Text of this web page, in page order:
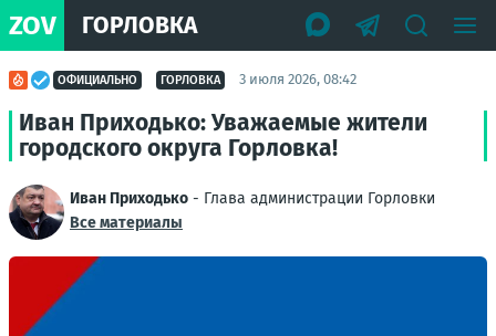
ZOV ГОРЛОВКА
ОФИЦИАЛЬНО ГОРЛОВКА 3 июля 2026, 08:42
Иван Приходько: Уважаемые жители
городского округа Горловка!
Иван Приходько - Глава администрации Горловки
Все материалы